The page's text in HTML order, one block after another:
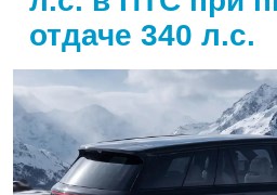
отдаче 340 л.с.